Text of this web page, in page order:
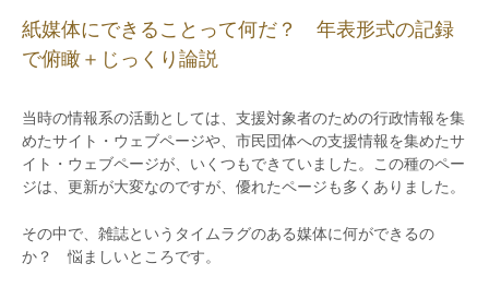
紙媒体にできることって何だ？ 年表形式の記録
で俯瞰＋じっくり論説
当時の情報系の活動としては、支援対象者のための行政情報を集
めたサイト・ウェブページや、市民団体への支援情報を集めたサ
イト・ウェブページが、いくつもできていました。この種のペー
ジは、更新が大変なのですが、優れたページも多くありました。
その中で、雑誌というタイムラグのある媒体に何ができるの
か？ 悩ましいところです。